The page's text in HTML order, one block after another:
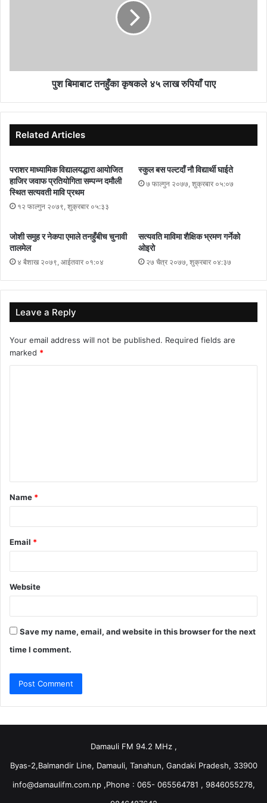
पुश बिमाबाट तनहुँका कृषकले ४५ लाख रुपियाँ पाए
Related Articles
पराशर माध्यामिक विद्यालयद्धारा आयोजित
हाजिर जवाफ प्रतियोगिता सम्पन्न दमौली
स्थित सत्यवती मावि प्रथम
१२ फाल्गुन २०७९, शुक्रबार ०५:३३
स्कुल बस पल्टदाँ नौ विद्यार्थी घाईते
७ फाल्गुन २०७७, शुक्रबार ०५:०७
जोशी समुह र नेकपा एमाले तनहुँबीच चुनावी
तालमेल
४ बैशाख २०७९, आईतवार ०१:०४
सत्यवति माविमा शैक्षिक भ्रमण गर्नेको
ओइरो
२७ चैत्र २०७७, शुक्रबार ०४:३७
Leave a Reply
Your email address will not be published. Required fields are
marked *
t
*
Name *
Email *
Website
Save my name, email, and website in this browser for the next
time I comment.
Damauli FM 94.2 MHz ,
Byas-2,Balmandir Line, Damauli, Tanahun, Gandaki Pradesh, 33900
info@damaulifm.com.np,Phone : 065- 065564781 , 9846055278,